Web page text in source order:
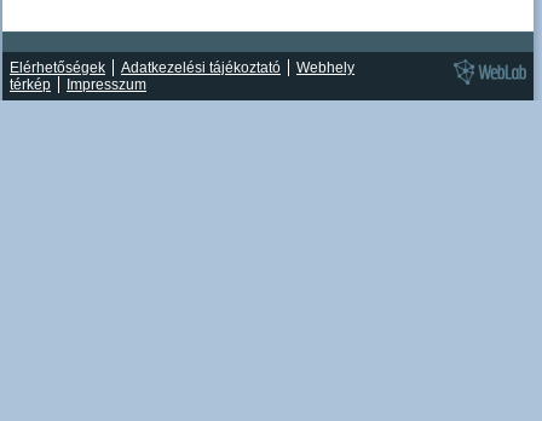
Elérhetőségek Adatkezelési tájékoztató
Webhely
térkép
Impresszum